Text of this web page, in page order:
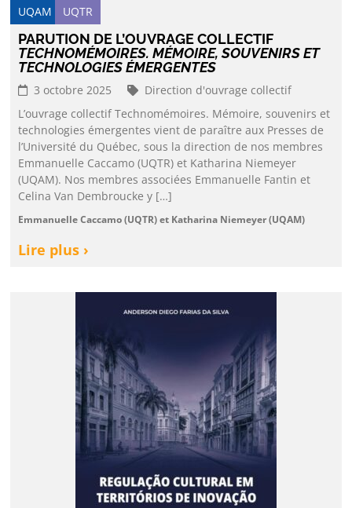
UQAM UQTR
PARUTION DE L’OUVRAGE COLLECTIF
TECHNOMÉMOIRES. MÉMOIRE, SOUVENIRS ET
TECHNOLOGIES ÉMERGENTES
3 octobre 2025
Direction d'ouvrage collectif
L’ouvrage collectif Technomémoires. Mémoire, souvenirs et
technologies émergentes vient de paraître aux Presses de
l’Université du Québec, sous la direction de nos membres
Emmanuelle Caccamo (UQTR) et Katharina Niemeyer
(UQAM). Nos membres associées Emmanuelle Fantin et
Celina Van Dembroucke y […]
Emmanuelle Caccamo (UQTR) et Katharina Niemeyer (UQAM)
Lire plus ›